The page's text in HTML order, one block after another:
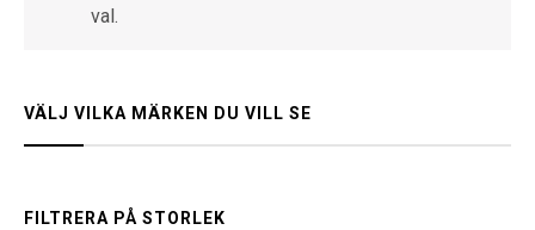
VÄLJ VILKA MÄRKEN DU VILL SE
FILTRERA PÅ STORLEK
val.